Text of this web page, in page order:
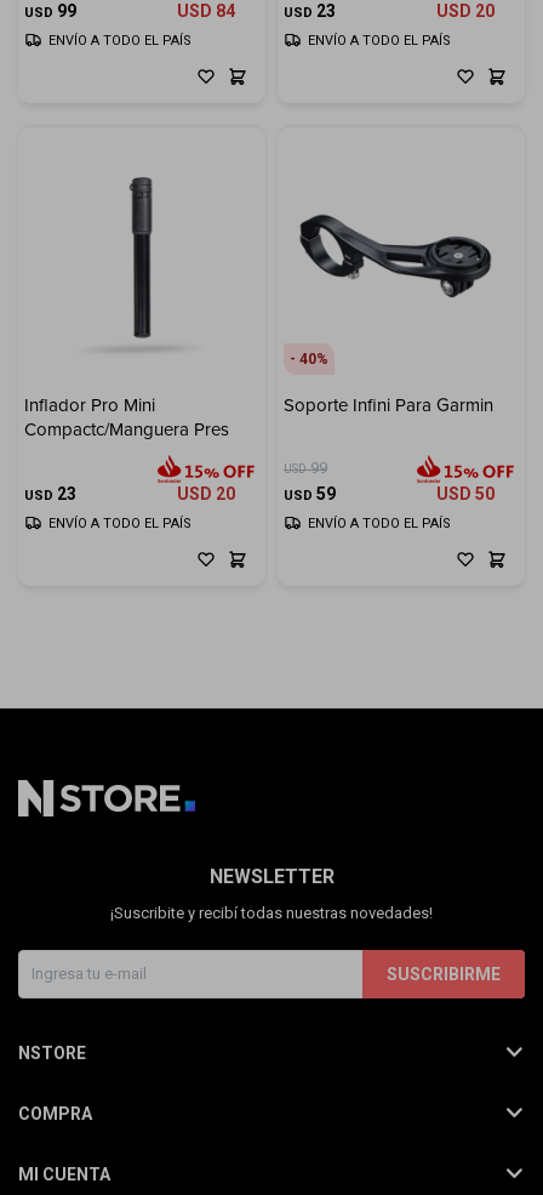
USD 99 USD 84
ENVÍO A TODO EL PAÍS
USD 23 USD 20
ENVÍO A TODO EL PAÍS
Inflador Pro Mini
Compactc/Manguera Pres
USD 23 USD 20
ENVÍO A TODO EL PAÍS
40
Soporte Infini Para Garmin
USD 99
USD 59 USD 50
ENVÍO A TODO EL PAÍS
NEWSLETTER
¡Suscribite y recibí todas nuestras novedades!
SUSCRIBIRME
NSTORE
COMPRA
MI CUENTA